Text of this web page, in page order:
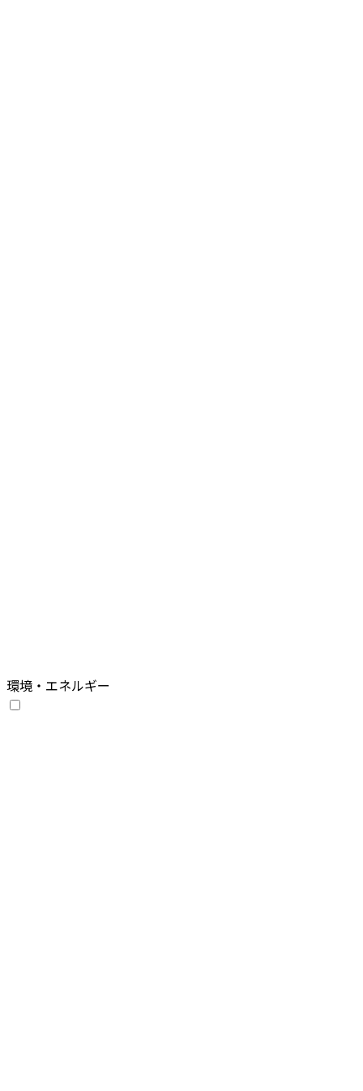
環境・エネルギー